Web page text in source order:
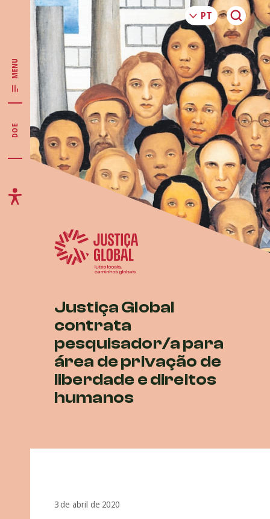
MENU
DOE
Justiça Global
contrata
pesquisador/a para
área de privação de
liberdade e direitos
humanos
3 de abril de 2020